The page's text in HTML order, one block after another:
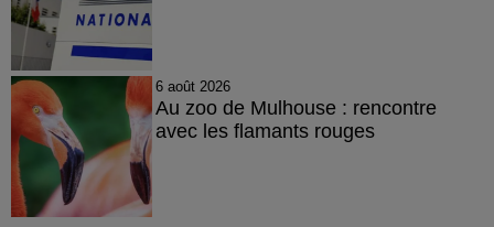
6 août 2026
Au zoo de Mulhouse : rencontre
avec les flamants rouges